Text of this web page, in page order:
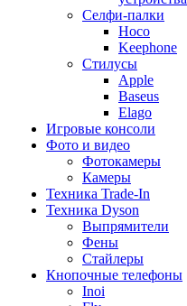
Селфи-палки
Hoco
Keephone
Стилусы
Apple
Baseus
Elago
Игровые консоли
Фото и видео
Фотокамеры
Камеры
Техника Trade-In
Техника Dyson
Выпрямители
Фены
Стайлеры
Кнопочные телефоны
Inoi